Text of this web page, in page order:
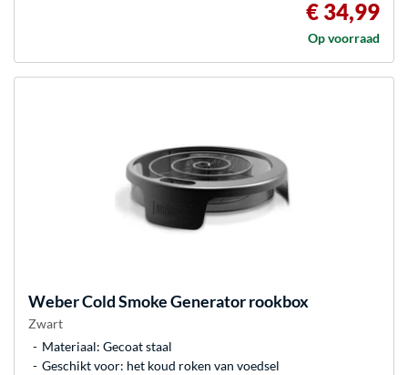
€ 34,99
Op voorraad
WeberCold Smoke Generator rookbox
Zwart
Materiaal: Gecoat staal
Geschikt voor: het koud roken van voedsel